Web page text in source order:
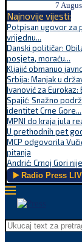
7
Najnovije vijesti:
Potpisan ugovor za
vrijednu...
Danski političar:
posjeta, moraću...
Kljajić obmanuo
Srbija: Manjak u
Ivanović za
Spajić: Snažno
identitet Crne Gore...
MPNI do kraja jula
U prethodnih pet
MCP odgovorila
pitanja
Andrić: Crnoj Gori
▶️ Radio Press